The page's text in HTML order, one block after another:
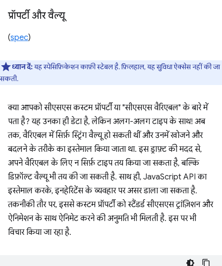
प्रॉपर्टी और वैल्यू
(spec)
ध्यान दें:यह स्पेसिफ़िकेशन काफ़ी स्टेबल है. फ़िलहाल, यह सुविधा ऐक्सेस नहीं की जा
सकती.
क्या आपको सीएसएस कस्टम प्रॉपर्टी या "सीएसएस वैरिएबल" के बारे में
पता है? यह उनका ही डेटा है, लेकिन अलग-अलग टाइप के साथ! अब
तक, वैरिएबल में सिर्फ़ स्ट्रिंग वैल्यू हो सकती थीं और उनमें खोजने और
बदलने के तरीके का इस्तेमाल किया जाता था. इस ड्राफ़्ट की मदद से,
अपने वैरिएबल के लिए न सिर्फ़ टाइप तय किया जा सकता है, बल्कि
डिफ़ॉल्ट वैल्यू भी तय की जा सकती है. साथ ही, JavaScript API का
इस्तेमाल करके, इनहेरिटेंस के व्यवहार पर असर डाला जा सकता है.
तकनीकी तौर पर, इससे कस्टम प्रॉपर्टी को स्टैंडर्ड सीएसएस ट्रांज़िशन और
ऐनिमेशन के साथ ऐनिमेट करने की अनुमति भी मिलती है. इस पर भी
विचार किया जा रहा है.